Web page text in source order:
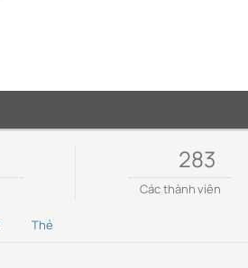
283
Các thành viên
Thẻ